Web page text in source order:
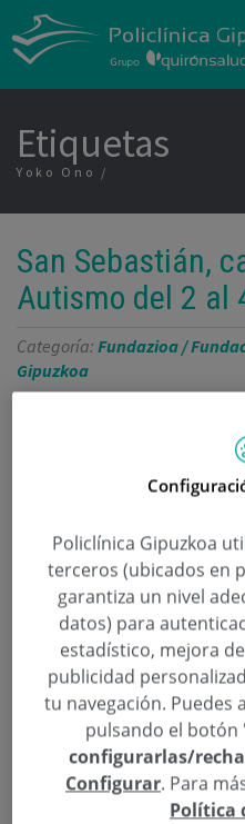
Etiquetas
Yoko Ono
San Sebastián,
Autismo del 2 al
Categoría: Fundazioa /
Gipuzkoa
Orquesta Sinfónica de
Policlínica Gipuzkoa
terceros (ubicados en
garantiza un nivel
datos) para
estadístico, mejora
publicidad
tu navegación. Puedes
pulsando el botón
configurarlas/
Configurar. Para
Política